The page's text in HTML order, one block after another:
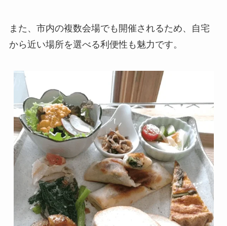
また、市内の複数会場でも開催されるため、自宅
から近い場所を選べる利便性も魅力です。